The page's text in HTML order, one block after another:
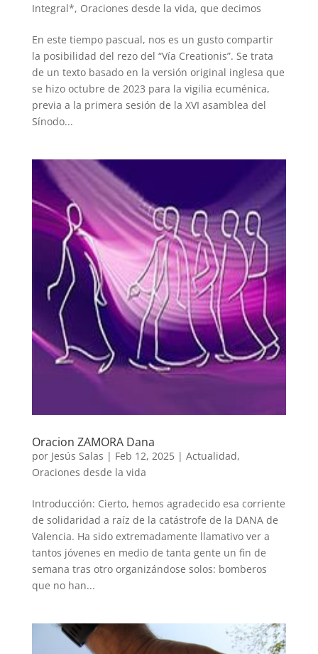
Integral*, Oraciones desde la vida, que decimos
En este tiempo pascual, nos es un gusto compartir
la posibilidad del rezo del “Vía Creationis”. Se trata
de un texto basado en la versión original inglesa que
se hizo octubre de 2023 para la vigilia ecuménica,
previa a la primera sesión de la XVI asamblea del
Sínodo...
Oracion ZAMORA Dana
por Jesús Salas | Feb 12, 2025| Actualidad,
Oraciones desde la vida
Introducción: Cierto, hemos agradecido esa corriente
de solidaridad a raíz de la catástrofe de la DANA de
Valencia. Ha sido extremadamente llamativo ver a
tantos jóvenes en medio de tanta gente un fin de
semana tras otro organizándose solos: bomberos
que no han...